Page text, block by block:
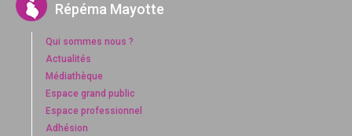
Répéma Mayotte
Qui sommes nous ?
Actualités
Médiathèque
Espace grand public
Espace professionnel
Adhésion